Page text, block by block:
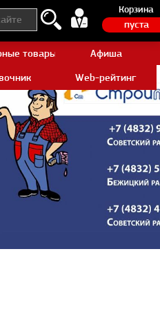
Корзина
пуста
товары AliexpressАфиша
Web-рейтинг